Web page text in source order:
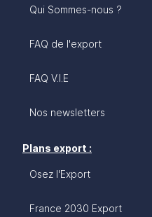
Qui Sommes-nous ?
FAQ de l'export
FAQ V.I.E
Nos newsletters
Plans export :
Osez l'Export
France 2030 Export